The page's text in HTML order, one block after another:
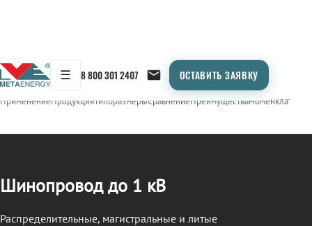
☰ 8 800 301 2407 ОСТАВИТЬ ЗАЯВКУ
← Продукция/ШИНОПРОВОД
ПрименениеПродукцияТипоразмерыСравнениеПреимуществаНоменклатура
Шинопровод до 1 кВ
Распределительные, магистральные и литые